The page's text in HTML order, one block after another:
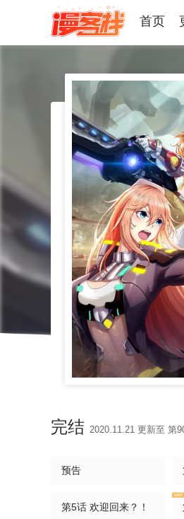
完结 2020.11.21 更新至 第
预告
第5话 欢迎回来？！
首页